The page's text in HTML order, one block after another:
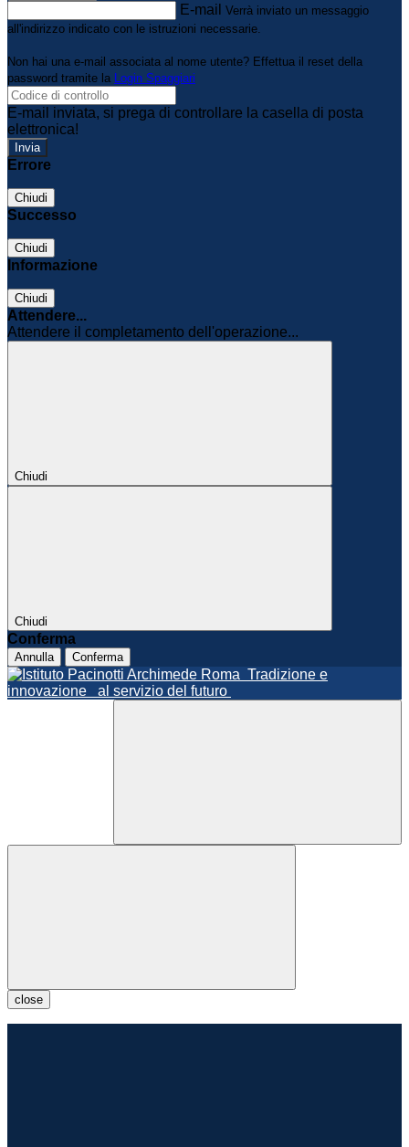
E-mail Verrà inviato un messaggio
all'indirizzo indicato con le istruzioni necessarie.
Non hai una e-mail associata al nome utente? Effettua il reset della
password tramite la Login Spaggiari
E-mail inviata, si prega di controllare la casella di posta
elettronica!
Errore
Chiudi
Successo
Chiudi
Informazione
Chiudi
Attendere...
Attendere il completamento dell'operazione...
Chiudi
Chiudi
Conferma
Annulla Conferma
Roma Tradizione e
innovazione
al servizio del futuro
close